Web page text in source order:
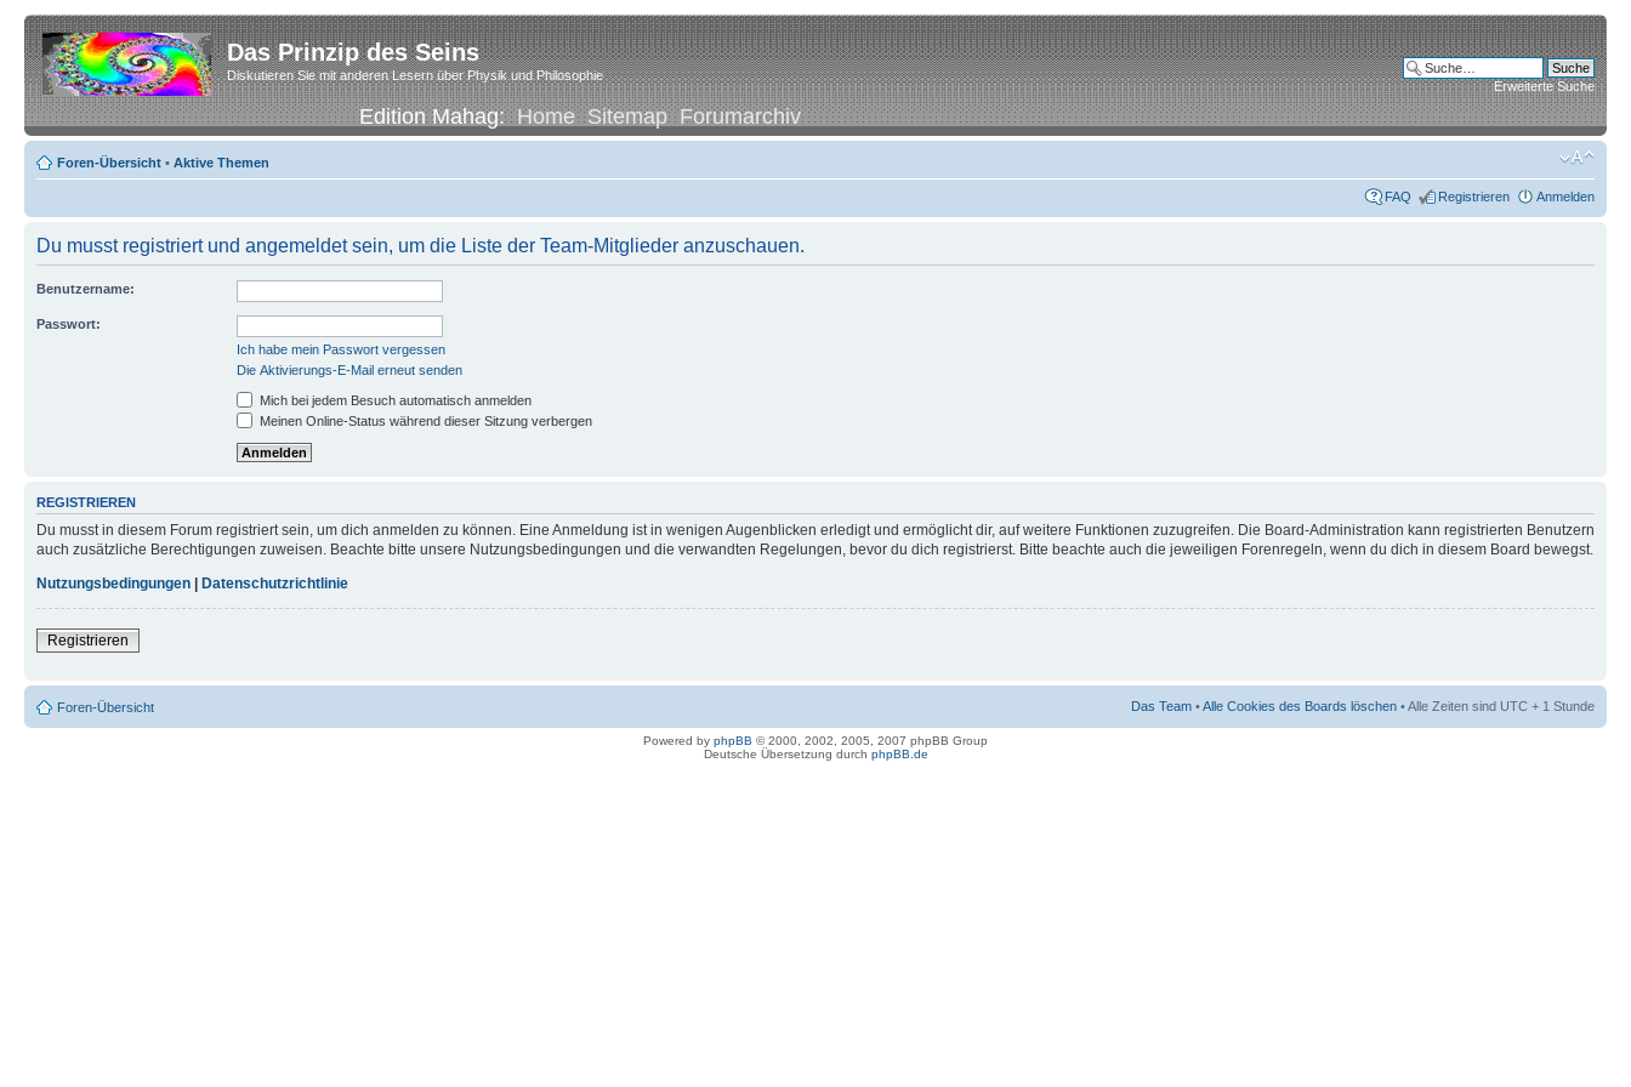
Das Prinzip des Seins
Diskutieren Sie mit anderen Lesern über Physik und Philosophie
Edition Mahag:Home Sitemap Forumarchiv
Erweiterte Suche
Foren-Übersicht • Aktive Themen
FAQ Registrieren Anmelden
Du musst registriert und angemeldet sein, um die Liste der Team-Mitglieder anzuschauen.
Benutzername:
Passwort:
Ich habe mein Passwort vergessen
Die Aktivierungs-E-Mail erneut senden
Mich bei jedem Besuch automatisch anmelden
Meinen Online-Status während dieser Sitzung verbergen
REGISTRIEREN
Du musst in diesem Forum registriert sein, um dich anmelden zu können. Eine Anmeldung ist in wenigen Augenblicken erledigt und ermöglicht dir, auf weitere Funktionen zuzugreifen. Die Board-Administration kann registrierten Benutzern
auch zusätzliche Berechtigungen zuweisen. Beachte bitte unsere Nutzungsbedingungen und die verwandten Regelungen, bevor du dich registrierst. Bitte beachte auch die jeweiligen Forenregeln, wenn du dich in diesem Board bewegst.
Nutzungsbedingungen
Datenschutzrichtlinie
Registrieren
Foren-Übersicht Das Team •Alle Cookies des Boards löschen • Alle Zeiten sind UTC + 1 Stunde
Powered by phpBB © 2000, 2002, 2005, 2007 phpBB Group
Deutsche Übersetzung durch phpBB.de